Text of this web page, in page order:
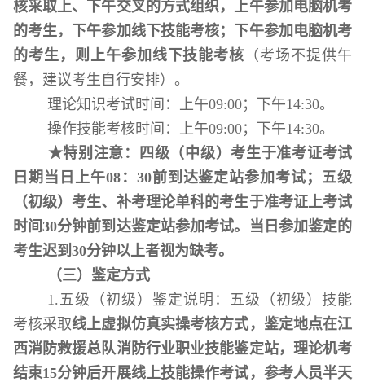
核采取上、下午交叉的方式组织，上午参加 电脑机考
的考生，下午参加线下技能考核；下午参加 电脑机考
的考生，则上午参加线下技能考核 （考场不提供午
餐，建议考生自行安排）。
理论知识考试时间：上午09:00；下午14:30。
操作技能考核时间：上午09:00；下午14:30。
★特别注意：
四级（中级）考生于准考证考试
日期当日上午08：30前到达鉴定站参加考试；五级
（初级）考生、补考理论单科的考生于准考证上考试
时间30分钟前到达鉴定站参加考试。当日参加鉴定的
考生迟到30分钟以上者视为缺考。
（三）鉴定方式
1. 五级（初级）鉴定说明：五级（初级）技能
考核采取线上虚拟仿真实操考核方式，鉴定地点在江
西消防救援总队消防行业职业技能鉴定站，理论机考
结束15分钟后开展线上技能操作考试，参考人员半天